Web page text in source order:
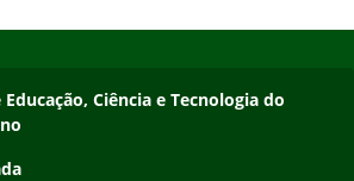
Ciência e Tecnologia do